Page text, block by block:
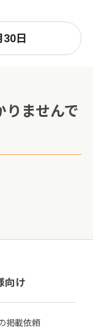
日
りませんで
向け
掲載依頼